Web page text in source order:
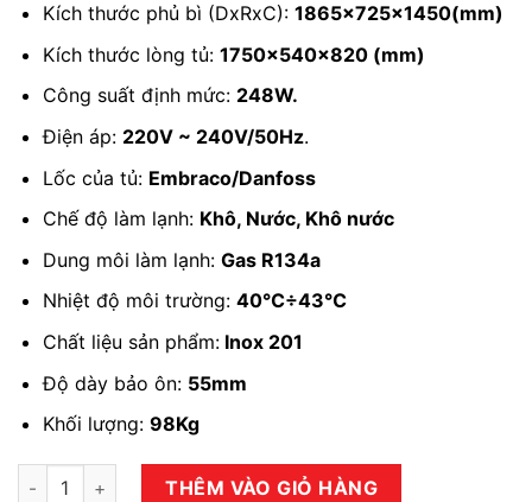
Kích thước phủ bì (DxRxC): 1865x725x1450(mm)
Kích thước lòng tủ: 1750x540x820 (mm)
Công suất định mức: 248W.
Điện áp: 220V ~ 240V/50Hz.
Lốc của tủ: Embraco/Danfoss
Chế độ làm lạnh: Khô, Nước, Khô nước
Dung môi làm lạnh: Gas R134a
Nhiệt độ môi trường: 40℃÷43℃
Chất liệu sản phẩm:Inox 201
Độ dày bảo ôn: 55mm
Khối lượng: 98Kg
Tủ bia khô nước BKNT-4B50L số lượng
THÊM VÀO GIỎ HÀNG